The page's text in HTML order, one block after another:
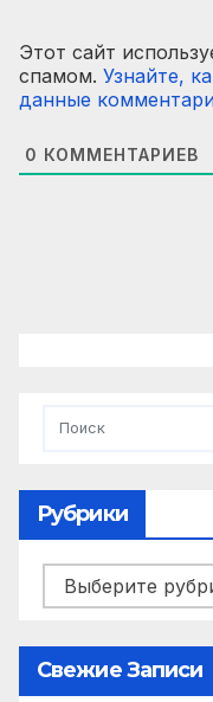
Этот сайт
спамом. Узнайте,
данные
0 КОММЕНТАРИЕВ
Рубрики
Рубрики
Свежие Записи